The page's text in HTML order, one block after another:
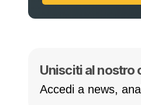
Unisciti al nostro
Accedi a news,